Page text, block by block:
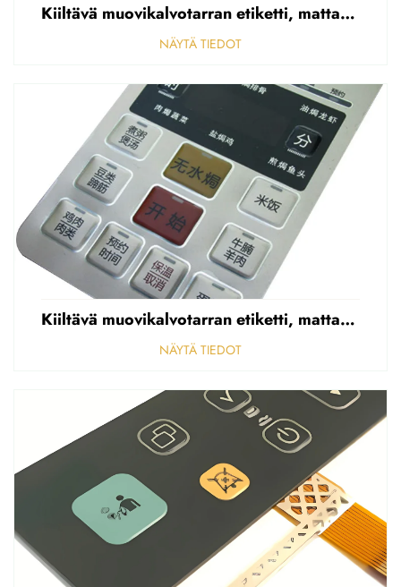
Kiiltävä muovikalvotarran etiketti, mattapintainen etupaneelin tarran etiketti, korostettu polycarbonaattipäällys
NÄYTÄ TIEDOT
Kiiltävä muovikalvotarran etiketti, mattapintainen etupaneelin tarran etiketti, korostettu polycarbonaattipäällys
NÄYTÄ TIEDOT